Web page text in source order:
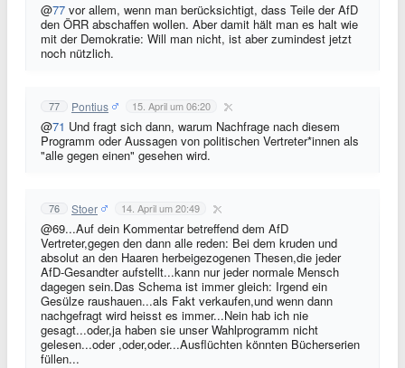
@77 vor allem, wenn man berücksichtigt, dass Teile der AfD
den ÖRR abschaffen wollen. Aber damit hält man es halt wie
mit der Demokratie: Will man nicht, ist aber zumindest jetzt
noch nützlich.
77 Pontius 15. April um 06:20
@71 Und fragt sich dann, warum Nachfrage nach diesem
Programm oder Aussagen von politischen Vertreter*innen als
"alle gegen einen" gesehen wird.
76 Stoer 14. April um 20:49
@69...Auf dein Kommentar betreffend dem AfD
Vertreter,gegen den dann alle reden: Bei dem kruden und
absolut an den Haaren herbeigezogenen Thesen,die jeder
AfD-Gesandter aufstellt...kann nur jeder normale Mensch
dagegen sein.Das Schema ist immer gleich: Irgend ein
Gesülze raushauen...als Fakt verkaufen,und wenn dann
nachgefragt wird heisst es immer...Nein hab ich nie
gesagt...oder,ja haben sie unser Wahlprogramm nicht
gelesen...oder ,oder,oder...Ausflüchten könnten Bücherserien
füllen...